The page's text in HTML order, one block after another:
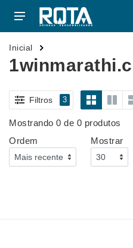
Inicial
Filtros 3
Mostrando 0 de 0 produtos
Ordem
Mostrar